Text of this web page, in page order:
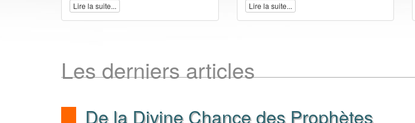
Lire la suite... Lire la suite...
Les derniers articles
De la Divine Chance des Prophètes